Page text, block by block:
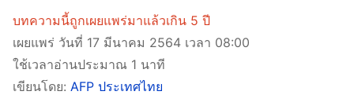
บทความนี้ถูกเผยแพร่มาแล้วเกิน 5 ปี
เผยแพร่ วันที่ 17 มีนาคม 2564 เวลา 08:00
ใช้เวลาอ่านประมาณ 1 นาที
เขียนโดย: AFP ประเทศไทย